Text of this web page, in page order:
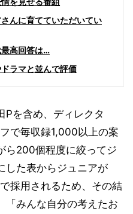
んに育てていただいてい
最高回答は…
ラマと並んで評価
Pを含め、ディレクタ
で毎収録1,000以上の案
ら200個程度に絞ってジ
した表からジュニアが
採用されるため、その結
「みんな自分の考えたお